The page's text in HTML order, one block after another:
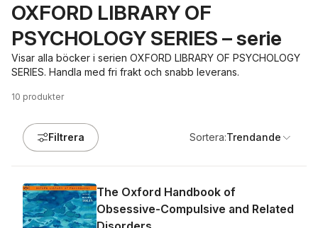
OXFORD LIBRARY OF
PSYCHOLOGY SERIES – serie
Visar alla böcker i serien OXFORD LIBRARY OF PSYCHOLOGY
SERIES. Handla med fri frakt och snabb leverans.
10 produkter
Filtrera Sortera:Trendande
The Oxford Handbook of
Obsessive-Compulsive and Related